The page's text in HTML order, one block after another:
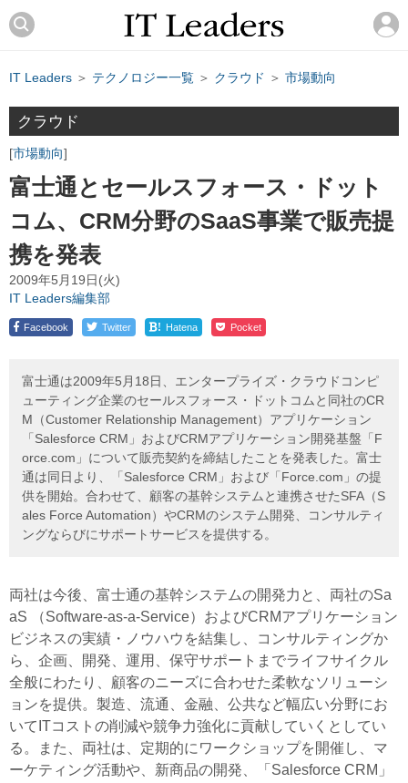
IT Leaders ＞ テクノロジー一覧 ＞ クラウド ＞ 市場動向
クラウド
市場動向
富士通とセールスフォース・ドット
コム、CRM分野のSaaS事業で販売提
携を発表
2009年5月19日(火)
IT Leaders編集部
Facebook Twitter ! Hatena Pocket
富士通は2009年5月18日、エンタープライズ・クラウドコンピ
ューティング企業のセールスフォース・ドットコムと同社のCR
M（Customer Relationship Management）アプリケーション
「Salesforce CRM」およびCRMアプリケーション開発基盤「F
orce.com」について販売契約を締結したことを発表した。富士
通は同日より、「Salesforce CRM」および「Force.com」の提
供を開始。合わせて、顧客の基幹システムと連携させたSFA（S
ales Force Automation）やCRMのシステム開発、コンサルティ
ングならびにサポートサービスを提供する。
両社は今後、富士通の基幹システムの開発力と、両社のSa
aS （Software-as-a-Service）およびCRMアプリケーション
ビジネスの実績・ノウハウを結集し、コンサルティングか
ら、企画、開発、運用、保守サポートまでライフサイクル
全般にわたり、顧客のニーズに合わせた柔軟なソリューシ
ョンを提供。製造、流通、金融、公共など幅広い分野にお
いてITコストの削減や競争力強化に貢献していくとしてい
る。また、両社は、定期的にワークショップを開催し、マ
ーケティング活動や、新商品の開発、「Salesforce CRM」